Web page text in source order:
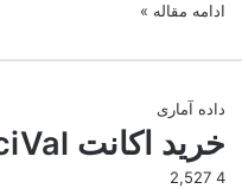
ادامه مقاله »
داده آماری
خرید اکانت SciVal
4